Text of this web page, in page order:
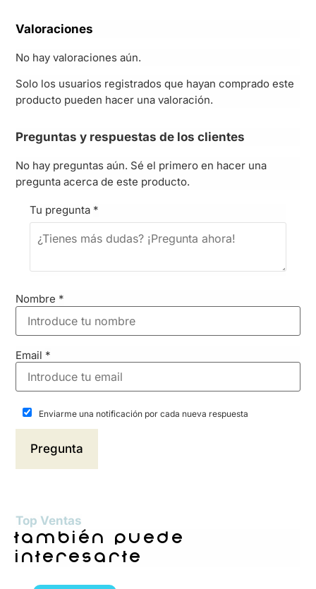
Valoraciones
No hay valoraciones aún.
Solo los usuarios registrados que hayan comprado este
producto pueden hacer una valoración.
Preguntas y respuestas de los clientes
No hay preguntas aún. Sé el primero en hacer una
pregunta acerca de este producto.
Tu pregunta *
Nombre *
Email *
Enviarme una notificación por cada nueva respuesta
Top Ventas
también puede
interesarte